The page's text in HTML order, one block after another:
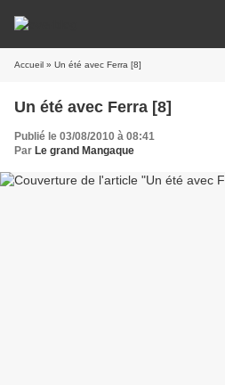
Accueil » Un été avec Ferra [8]
Un été avec Ferra [8]
Publié le 03/08/2010 à 08:41
Par Le grand Mangaque